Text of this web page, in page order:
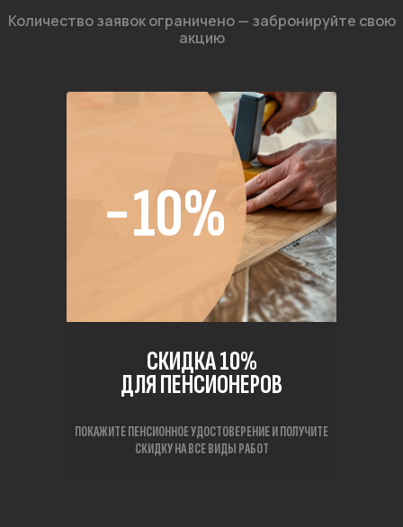
Количество заявок ограничено — забронируйте свою
акцию
−10%
СКИДКА 10%
ДЛЯ ПЕНСИОНЕРОВ
ПОКАЖИТЕ ПЕНСИОННОЕ УДОСТОВЕРЕНИЕ И ПОЛУЧИТЕ
СКИДКУ НА ВСЕ ВИДЫ РАБОТ